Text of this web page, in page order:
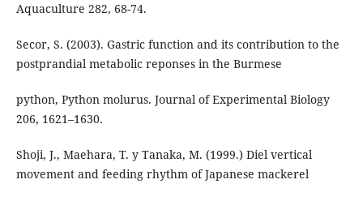
Aquaculture 282, 68-74.
Secor, S. (2003). Gastric function and its contribution to the
postprandial metabolic reponses in the Burmese
python, Python molurus. Journal of Experimental Biology
206, 1621–1630.
Shoji, J., Maehara, T. y Tanaka, M. (1999.) Diel vertical
movement and feeding rhythm of Japanese mackerel